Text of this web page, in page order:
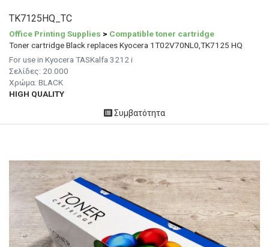
TK7125HQ_TC
Office Printing Supplies > Compatible toner cartridge
Toner cartridge Black replaces Kyocera 1T02V70NL0,TK7125 HQ
For use in Kyocera TASKalfa 3212 i
Σελίδες: 20.000
Χρώμα: BLACK
HIGH QUALITY
Συμβατότητα